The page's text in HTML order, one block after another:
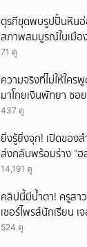
ตุรกีขุดพบรูปปั้นหิน
สภาพสมบูรณ์ในเมือ
ลิเดีย
71 ดู
ความจริงที่ไม่ให้ใคร
มาโกยเงินพัทยา ซอ
437 ดู
ยิ่งรู้ยิ่งจุก! เปิดของส
ส่งกลับพร้อมร่าง “ฮ
14,191 ดู
คลิปนี้มีน้ำตา! ครูสา
เซอร์ไพรส์นักเรียน
w
524 ดู